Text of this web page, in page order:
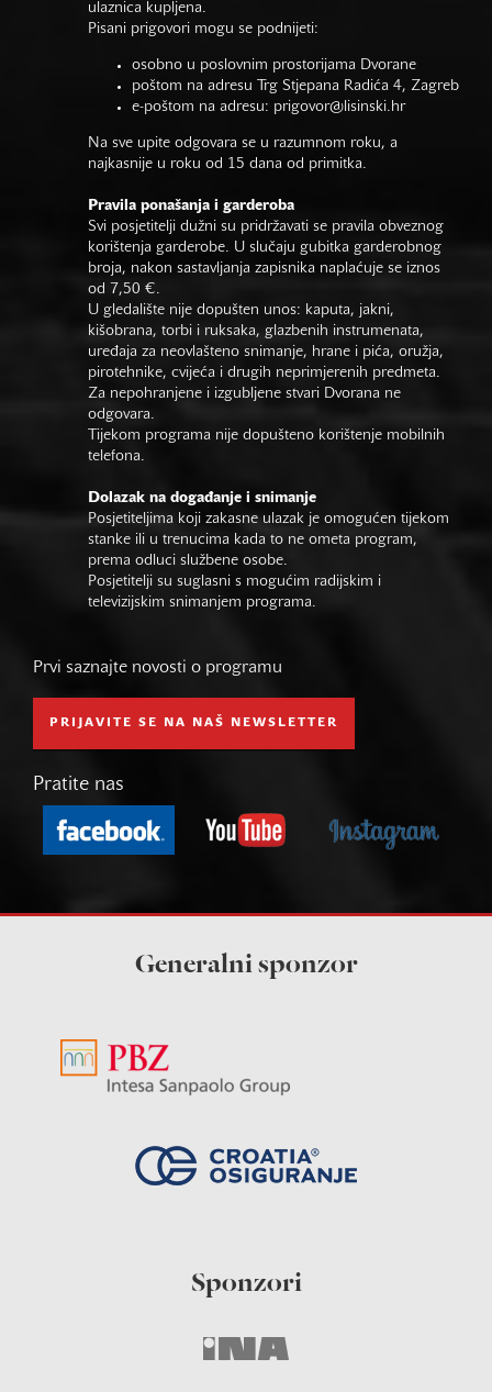
ulaznica kupljena.
Pisani prigovori mogu se podnijeti:
osobno u poslovnim prostorijama Dvorane
poštom na adresu Trg Stjepana Radića 4, Zagreb
e-poštom na adresu: prigovor@lisinski.hr
Na sve upite odgovara se u razumnom roku, a
najkasnije u roku od 15 dana od primitka.
Pravila ponašanja i garderoba
Svi posjetitelji dužni su pridržavati se pravila obveznog
korištenja garderobe. U slučaju gubitka garderobnog
broja, nakon sastavljanja zapisnika naplaćuje se iznos
od 7,50 €.
U gledalište nije dopušten unos: kaputa, jakni,
kišobrana, torbi i ruksaka, glazbenih instrumenata,
uređaja za neovlašteno snimanje, hrane i pića, oružja,
pirotehnike, cvijeća i drugih neprimjerenih predmeta.
Za nepohranjene i izgubljene stvari Dvorana ne
odgovara.
Tijekom programa nije dopušteno korištenje mobilnih
telefona.
Dolazak na događanje i snimanje
Posjetiteljima koji zakasne ulazak je omogućen tijekom
stanke ili u trenucima kada to ne ometa program,
prema odluci službene osobe.
Posjetitelji su suglasni s mogućim radijskim i
televizijskim snimanjem programa.
Prvi saznajte novosti o programu
PRIJAVITE SE NA NAŠ NEWSLETTER
Pratite nas
Generalni sponzor
Sponzori